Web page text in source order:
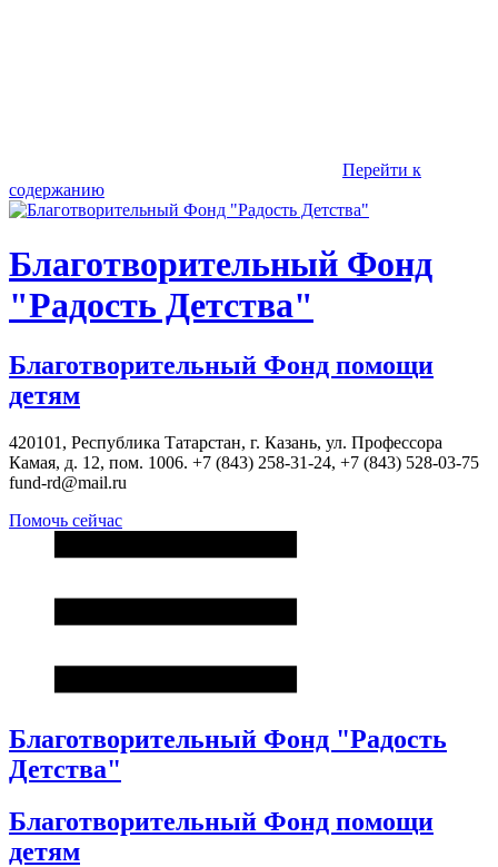
Перейти к
содержанию
Благотворительный Фонд
"Радость Детства"
Благотворительный Фонд помощи
детям
420101, Республика Татарстан, г. Казань, ул. Профессора
Камая, д. 12, пом. 1006. +7 (843) 258-31-24, +7 (843) 528-03-75
fund-rd@mail.ru
Помочь сейчас
Благотворительный Фонд "Радость
Детства"
Благотворительный Фонд помощи
детям